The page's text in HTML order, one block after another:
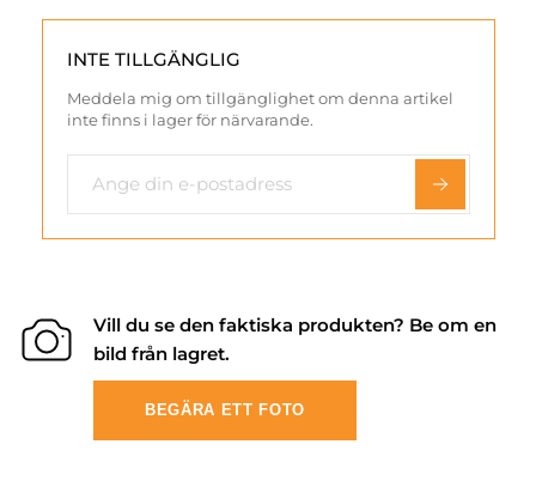
INTE TILLGÄNGLIG
Meddela mig om tillgänglighet om denna artikel
inte finns i lager för närvarande.
Vill du se den faktiska produkten? Be om en
bild från lagret.
BEGÄRA ETT FOTO